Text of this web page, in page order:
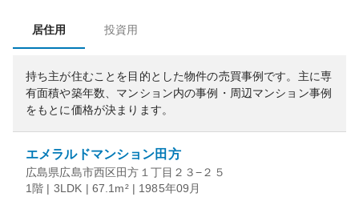
居住用 投資用
持ち主が住むことを目的とした物件の売買事例です。 主に専
有面積や築年数、マンション内の事例・周辺マンション事例
をもとに価格が決まります。
エメラルドマンション田方
広島県広島市西区田方１丁目２３−２５
1階 | 3LDK | 67.1m² | 1985年09月